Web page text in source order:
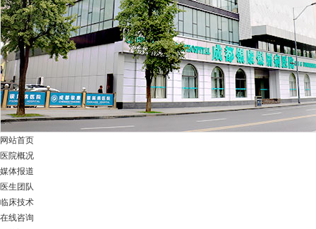
网站首页
医院概况
媒体报道
医生团队
临床技术
在线咨询